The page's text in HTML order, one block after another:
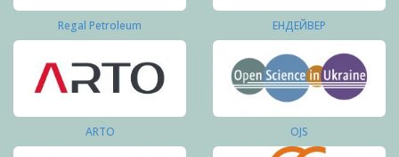
Regal Petroleum ЕНДЕЙВЕР
ARTO OJS